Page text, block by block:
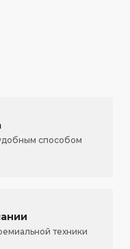
способом
техники